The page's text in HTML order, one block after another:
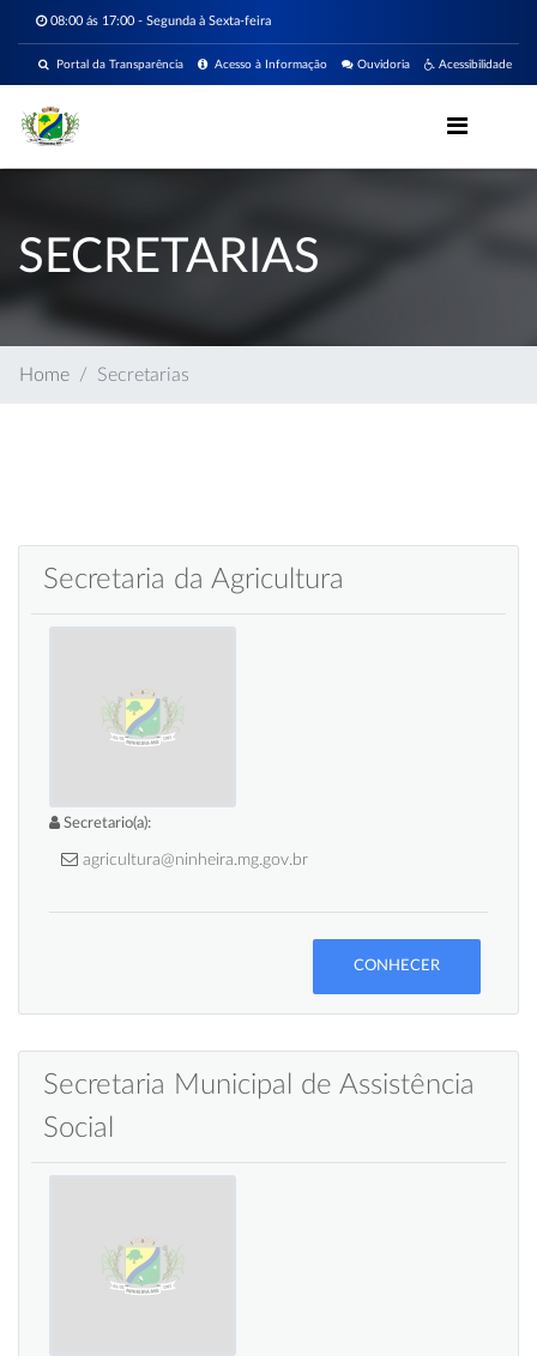
08:00 ás 17:00 - Segunda à Sexta-feira
Acessibilidade
Ouvidoria
Acesso à Informação
Portal da Transparência
SECRETARIAS
Home Secretarias
Secretaria da Agricultura
Secretario(a):
agricultura@ninheira.mg.gov.br
CONHECER
Secretaria Municipal de Assistência
Social